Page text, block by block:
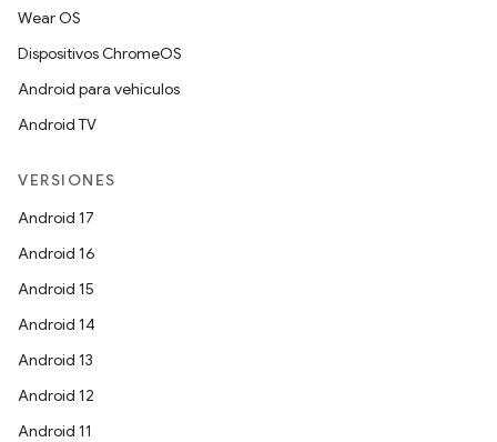
Wear OS
Dispositivos ChromeOS
Android para vehículos
Android TV
VERSIONES
Android 17
Android 16
Android 15
Android 14
Android 13
Android 12
Android 11